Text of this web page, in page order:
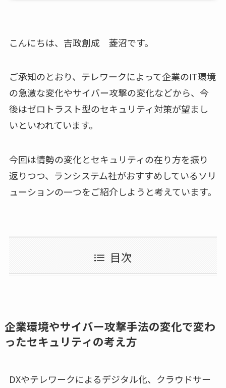
こんにちは、吉政創成 菱沼です。
ご承知のとおり、テレワークによって企業のIT環境
の急激な変化やサイバー攻撃の変化などから、今
後はゼロトラスト型のセキュリティ対策が望まし
いといわれています。
今回は情勢の変化とセキュリティの在り方を振り
返りつつ、ランシステム社がおすすめしているソリ
ューションの一つをご紹介しようと考えています。
目次
企業環境やサイバー攻撃手法の変化で変わ
ったセキュリティの考え方
DXやテレワークによるデジタル化、クラウドサー